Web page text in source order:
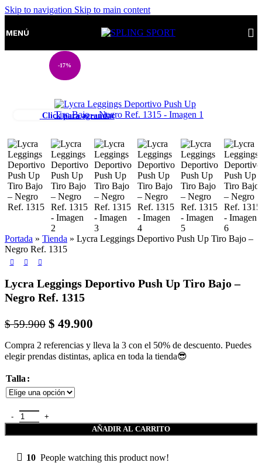
Skip to navigation Skip to main content
MENÚ
-17%
Click para agrandar
Portada » Tienda » Lycra Leggings Deportivo Push Up Tiro Bajo –
Negro Ref. 1315
Lycra Leggings Deportivo Push Up Tiro Bajo –
Negro Ref. 1315
$59.900 $ 49.900
Compra 2 referencias y lleva la 3 con el 50% de descuento. Puedes
elegir prendas distintas, aplica en toda la tienda😎
Talla
AÑADIR AL CARRITO
10 People watching this product now!